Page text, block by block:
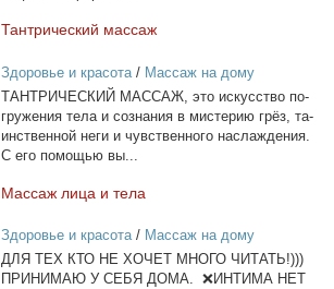
Тан­три­че­ский мас­саж
Здоровье и красота/ Массаж на дому
ТАНТРИЧЕСКИЙ МАССАЖ, это ис­кус­ство по­
гру­же­ния те­ла и со­зна­ния в ми­сте­рию грёз, та­
ин­ствен­ной неги и чув­ствен­но­го на­сла­жде­ния.
С его по­мо­щью вы...
Мас­саж ли­ца и те­ла
Здоровье и красота/ Массаж на дому
ДЛЯ ТЕХ КТО НЕ ХОЧЕТ МНОГО ЧИТАТЬ!)))
ПРИНИМАЮ У СЕБЯ ДОМА. ❌ИНТИМА НЕТ